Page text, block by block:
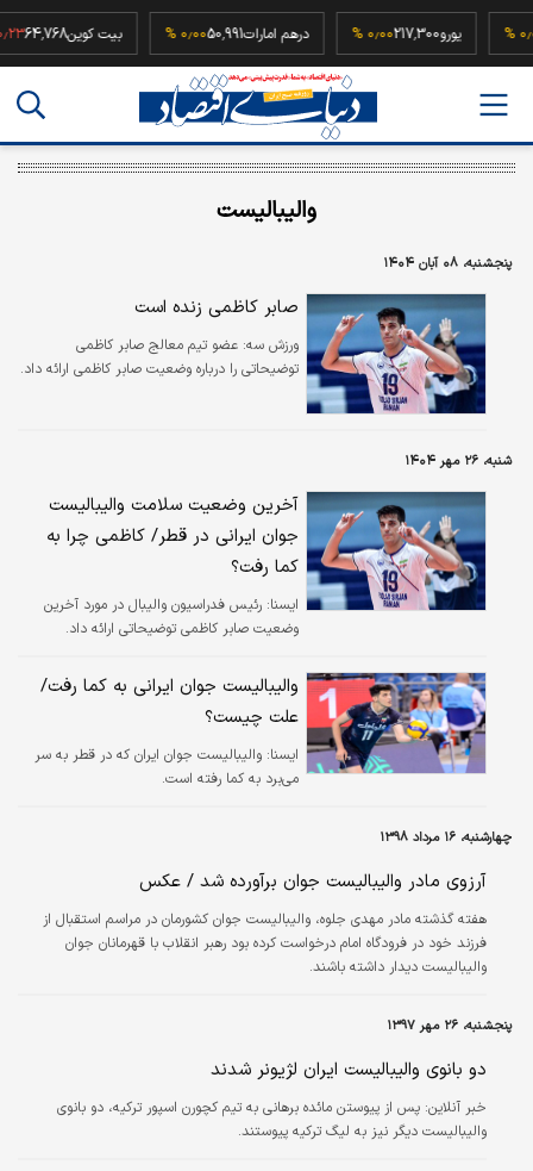
۰٫۰۰ % یورو217,300 ۰٫۰۰ % درهم امارات50,991 ۰٫۰۰ % بیت کوین
والیبالیست
پنجشنبه، ۰۸ آبان ۱۴۰۴
صابر کاظمی زنده است
ورزش سه: عضو تیم معالج صابر کاظمی
توضیحاتی را درباره وضعیت صابر کاظمی ارائه داد.
شنبه، ۲۶ مهر ۱۴۰۴
آخرین وضعیت سلامت والیبالیست
جوان ایرانی در قطر/ کاظمی چرا به
کما رفت؟
ايسنا: رئیس فدراسیون والیبال در مورد آخرین
وضعیت صابر کاظمی توضیحاتی ارائه داد.
والیبالیست جوان ایرانی به کما رفت/
علت چیست؟
ايسنا: والیبالیست جوان ایران که در قطر به سر
می‌برد به کما رفته است.
چهارشنبه، ۱۶ مرداد ۱۳۹۸
آرزوی مادر والیبالیست جوان برآورده شد / عکس
هفته گذشته مادر مهدی جلوه، والیبالیست جوان کشورمان در مراسم استقبال از
فرزند خود در فرودگاه امام درخواست کرده بود رهبر انقلاب با قهرمانان جوان
والیبالیست دیدار داشته باشند.
پنجشنبه، ۲۶ مهر ۱۳۹۷
دو بانوی والیبالیست ایران لژیونر شدند
خبر آنلاین: پس از پیوستن مائده برهانی به تیم کچورن اسپور ترکیه، دو بانوی
والیبالیست دیگر نیز به لیگ ترکیه پیوستند.